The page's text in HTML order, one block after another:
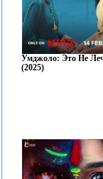
Умджоло: Это Не
(2025)